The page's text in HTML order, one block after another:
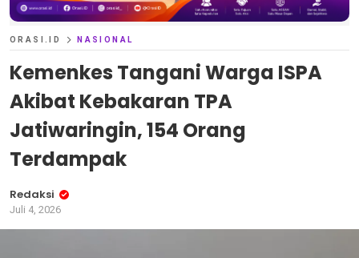
ORASI.ID NASIONAL
Kemenkes Tangani Warga ISPA
Akibat Kebakaran TPA
Jatiwaringin, 154 Orang
Terdampak
Redaksi
Juli 4, 2026